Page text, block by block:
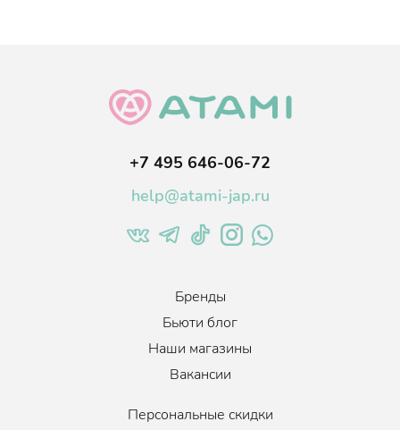
+7 495 646-06-72
help@atami-jap.ru
Бренды
Бьюти блог
Наши магазины
Вакансии
Персональные скидки